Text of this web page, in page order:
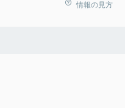
情報の見方